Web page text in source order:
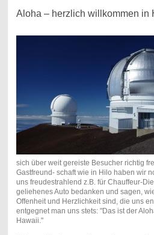
Aloha – herzlich willkommen in
sich über weit gereiste Besucher richtig
Gastfreund- schaft wie in Hilo haben wir
uns freudestrahlend z.B. für Chauffeur-
geliehenes Auto bedanken und sagen,
Offenheit und Herzlichkeit sind, die uns
entgegnet man uns stets: "Das ist der
Hawaii."